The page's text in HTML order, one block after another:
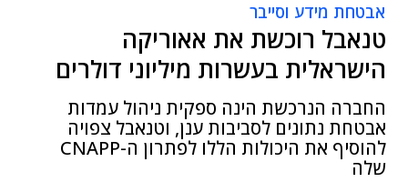
אבטחת מידע וסייבר
טנאבל רוכשת את אאוריקה
הישראלית בעשרות מיליוני דולרים
החברה הנרכשת הינה ספקית ניהול עמדות
אבטחת נתונים לסביבות ענן, וטנאבל צפויה
להוסיף את היכולות הללו לפתרון ה-CNAPP
שלה